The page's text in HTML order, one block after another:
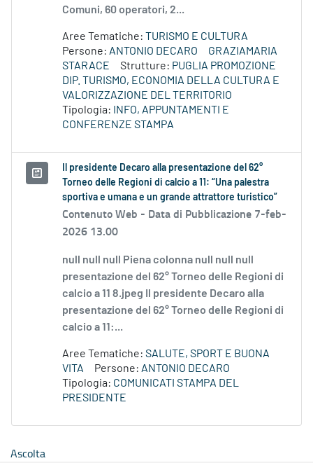
Comuni, 60 operatori, 2...
Aree Tematiche: TURISMO E CULTURA
Persone: ANTONIO DECARO
GRAZIAMARIA
STARACE
Strutture: PUGLIA PROMOZIONE
DIP. TURISMO, ECONOMIA DELLA CULTURA E
VALORIZZAZIONE DEL TERRITORIO
Tipologia:
INFO, APPUNTAMENTI E
CONFERENZE STAMPA
Il presidente Decaro alla presentazione del 62°
Torneo delle Regioni di calcio a 11: “Una palestra
sportiva e umana e un grande attrattore turistico”
Contenuto Web - Data di Pubblicazione 7-feb-
2026 13.00
null null null Piena colonna null null null
presentazione del 62° Torneo delle Regioni di
calcio a 11 8.jpeg Il presidente Decaro alla
presentazione del 62° Torneo delle Regioni di
calcio a 11:...
Aree Tematiche: SALUTE, SPORT E BUONA
VITA
Persone: ANTONIO DECARO
Tipologia: COMUNICATI STAMPA DEL
PRESIDENTE
Ascolta